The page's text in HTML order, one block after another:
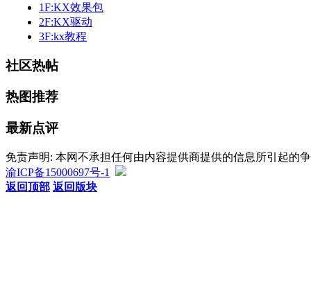
1F:KX效果包
2F:KX驱动
3F:kx教程
社区热帖
热图推荐
最新点评
免责声明: 本网不承担任何由内容提供商提供的信息所引起的
渝ICP备15000697号-1
返回顶部 返回版块